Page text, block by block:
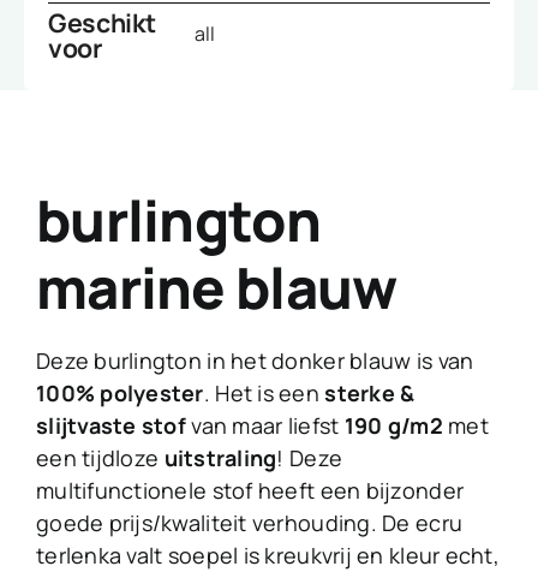
Geschikt
voor all
burlington
marine blauw
Deze burlington in het donker blauw is van
100% polyester. Het is eensterke &
slijtvaste stofvan maar liefst 190 g/m2 met
een tijdloze uitstraling! Deze
multifunctionele stof heeft een bijzonder
goede prijs/kwaliteit verhouding. De ecru
terlenka valt soepel is kreukvrij en kleur echt,